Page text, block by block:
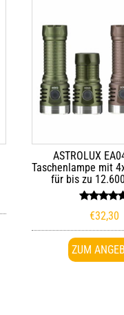
ASTROLUX
Taschenlampe mit
für bis zu
Bewertet
mit
von 5
€32,30
ZUM